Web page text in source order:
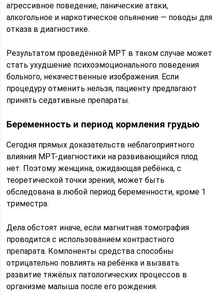
агрессивное поведение, панические атаки,
алкогольное и наркотическое опьянение — поводы для
отказа в диагностике.
Результатом проведённой МРТ в таком случае может
стать ухудшение психоэмоционального поведения
больного, некачественные изображения. Если
процедуру отменить нельзя, пациенту предлагают
принять седативные препараты.
Беременность и период кормления грудью
Сегодня прямых доказательств неблагоприятного
влияния МРТ-диагностики на развивающийся плод
нет. Поэтому женщина, ожидающая ребёнка, с
теоретической точки зрения, может быть
обследована в любой период беременности, кроме 1
триместра.
Дела обстоят иначе, если магнитная томография
проводится с использованием контрастного
препарата. Компоненты средства способны
отрицательно повлиять на ребёнка и вызвать
развитие тяжёлых патологических процессов в
организме малыша после его рождения.